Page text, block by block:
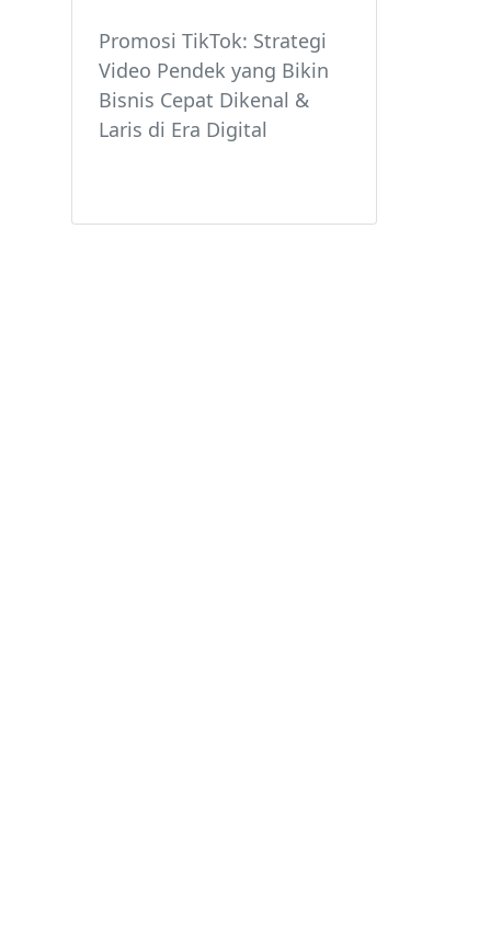
Promosi TikTok: Strategi
Video Pendek yang Bikin
Bisnis Cepat Dikenal &
Laris di Era Digital